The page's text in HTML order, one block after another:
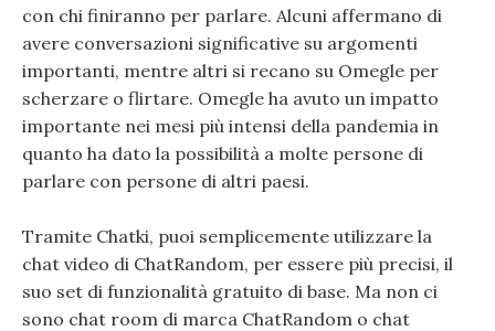
con chi finiranno per parlare. Alcuni affermano di
avere conversazioni significative su argomenti
importanti, mentre altri si recano su Omegle per
scherzare o flirtare. Omegle ha avuto un impatto
importante nei mesi più intensi della pandemia in
quanto ha dato la possibilità a molte persone di
parlare con persone di altri paesi.
Tramite Chatki, puoi semplicemente utilizzare la
chat video di ChatRandom, per essere più precisi, il
suo set di funzionalità gratuito di base. Ma non ci
sono chat room di marca ChatRandom o chat